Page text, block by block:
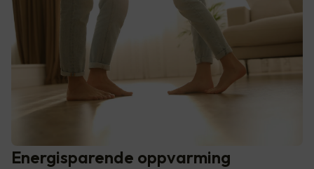
Energisparende oppvarming